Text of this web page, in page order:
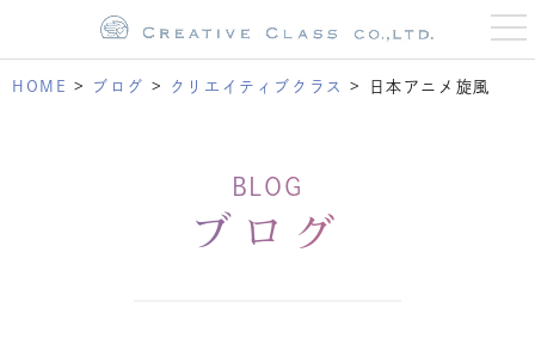
t
o
g
HOME > ブログ > クリエイティブクラス > 日本アニメ旋風
BLOG
ブログ